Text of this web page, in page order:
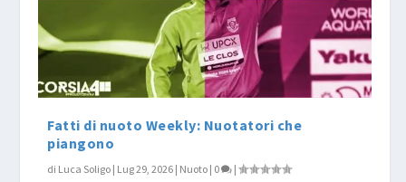
Fatti di nuoto Weekly: Nuotatori che
piangono
di Luca Soligo | Lug 29, 2026 | Nuoto | 0 |